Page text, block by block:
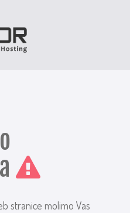
stranice molimo Vas